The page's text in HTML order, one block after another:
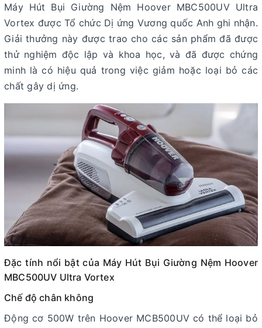
Máy Hút Bụi Giường Nệm Hoover MBC500UV Ultra
Vortex được Tổ chức Dị ứng Vương quốc Anh ghi nhận.
Giải thưởng này được trao cho các sản phẩm đã được
thử nghiệm độc lập và khoa học, và đã được chứng
minh là có hiệu quả trong việc giảm hoặc loại bỏ các
chất gây dị ứng.
Đặc tính nổi bật của Máy Hút Bụi Giường Nệm Hoover
MBC500UV Ultra Vortex
Chế độ chân không
Động cơ 500W trên Hoover MCB500UV có thể loại bỏ